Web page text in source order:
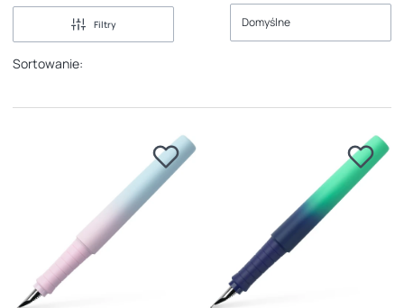
Filtry
Sortowanie:
Domyślne